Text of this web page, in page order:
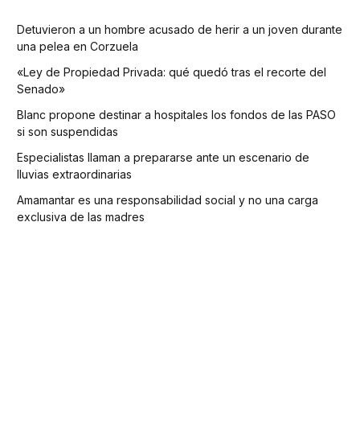
Detuvieron a un hombre acusado de herir a un joven durante
una pelea en Corzuela
«Ley de Propiedad Privada: qué quedó tras el recorte del
Senado»
Blanc propone destinar a hospitales los fondos de las PASO
si son suspendidas
Especialistas llaman a prepararse ante un escenario de
lluvias extraordinarias
Amamantar es una responsabilidad social y no una carga
exclusiva de las madres